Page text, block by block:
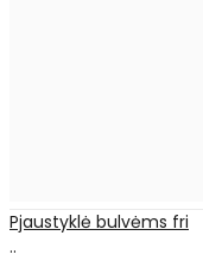
Pjaustyklė bulvėms fri
..